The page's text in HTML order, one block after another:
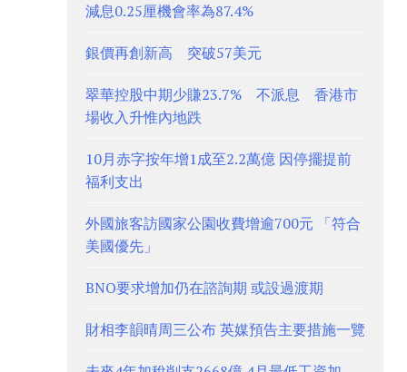
減息0.25厘機會率為87.4%
銀價再創新高 突破57美元
翠華控股中期少賺23.7% 不派息 香港市
場收入升惟內地跌
10月赤字按年增1成至2.2萬億 因停擺提前
福利支出
外國旅客訪國家公園收費增逾700元 「符合
美國優先」
BNO要求增加仍在諮詢期 或設過渡期
財相李韻晴周三公布 英媒預告主要措施一覽